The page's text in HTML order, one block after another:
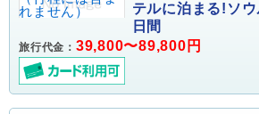
テルに泊まる!ソ
日間
旅行代金： 39,800〜89,800円